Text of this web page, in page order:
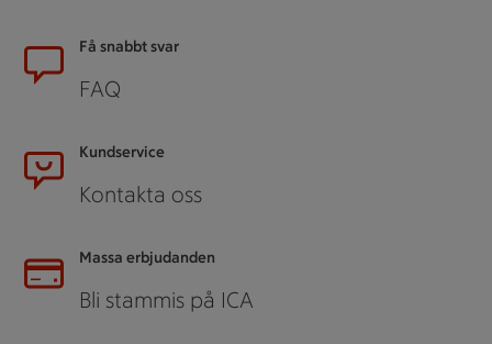
SidfotFå snabbt svar
FAQ
Kundservice
Kontakta oss
Massa erbjudanden
Bli stammis på ICA